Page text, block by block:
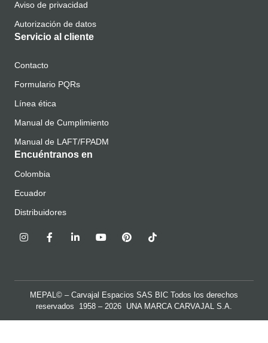
Aviso de privacidad
Autorización de datos
Servicio al cliente
Contacto
Formulario PQRs
Línea ética
Manual de Cumplimiento
Manual de LAFT/FPADM
Encuéntranos en
Colombia
Ecuador
Distribuidores
MEPAL© – Carvajal Espacios SAS BIC Todos los derechos
reservados 1958 – 2026 UNA MARCA CARVAJAL S.A.